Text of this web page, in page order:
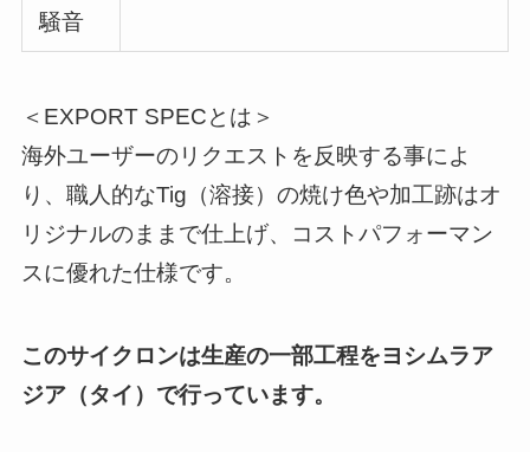
騒音
＜EXPORT SPECとは＞
海外ユーザーのリクエストを反映する事によ
り、職人的なTig（溶接）の焼け色や加工跡はオ
リジナルのままで仕上げ、コストパフォーマン
スに優れた仕様です。
このサイクロンは生産の一部工程をヨシムラア
ジア（タイ）で行っています。